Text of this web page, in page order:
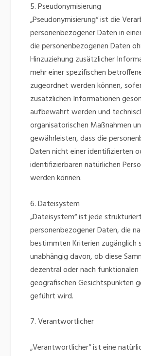
5. Pseudonymisierung
„Pseudonymisierung“ ist die
personenbezogener Daten in
die personenbezogenen Daten
Hinzuziehung zusätzlicher
mehr einer spezifischen
zugeordnet werden können,
zusätzlichen Informationen
aufbewahrt werden und
organisatorischen Maßnahmen
gewährleisten, dass die
Daten nicht einer identifizierten
identifizierbaren natürlichen
werden können.
6. Dateisystem
„Dateisystem“ ist jede
personenbezogener Daten, die
bestimmten Kriterien zugänglich
unabhängig davon, ob diese
dezentral oder nach
geografischen Gesichtspunkten
geführt wird.
7. Verantwortlicher
„Verantwortlicher“ ist eine